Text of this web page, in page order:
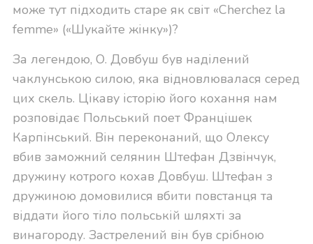
може тут підходить старе як світ «Cherchez la
femme» («Шукайте жінку»)?
За легендою, О. Довбуш був наділений
чаклунською силою, яка відновлювалася серед
цих скель. Цікаву історію його кохання нам
розповідає Польський поет Францішек
Карпінський. Він переконаний, що Олексу
вбив заможний селянин Штефан Дзвінчук,
дружину котрого кохав Довбуш. Штефан з
дружиною домовилися вбити повстанця та
віддати його тіло польській шляхті за
винагороду. Застрелений він був срібною